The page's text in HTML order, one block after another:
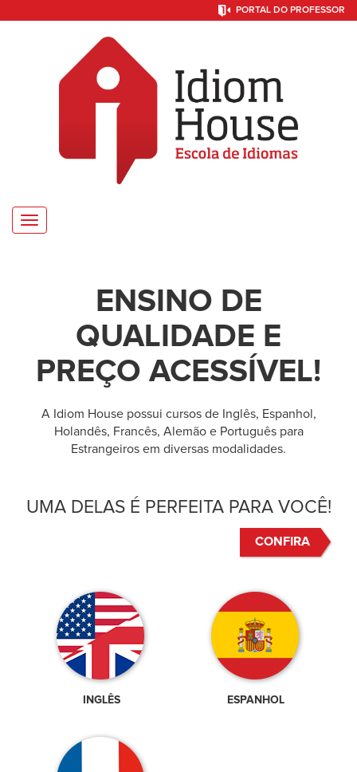
PORTAL DO PROFESSOR
Toggle
navigation
ENSINO DE
QUALIDADE E
PREÇO ACESSÍVEL!
A Idiom House possui cursos de Inglês, Espanhol,
Holandês, Francês, Alemão e Português para
Estrangeiros em diversas modalidades.
UMA DELAS É PERFEITA PARA VOCÊ!
CONFIRA
INGLÊS ESPANHOL